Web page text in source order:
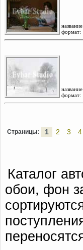
формат:
формат:
Страницы: 1 2 3 4
Каталог
обои, фон